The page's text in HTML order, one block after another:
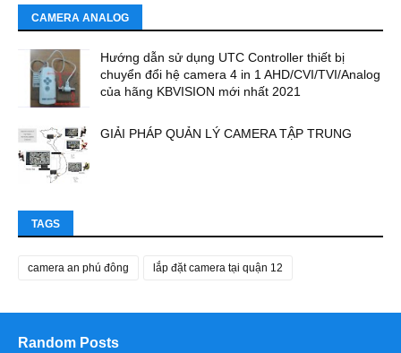
CAMERA ANALOG
Hướng dẫn sử dụng UTC Controller thiết bị
chuyển đổi hệ camera 4 in 1 AHD/CVI/TVI/Analog
của hãng KBVISION mới nhất 2021
GIẢI PHÁP QUẢN LÝ CAMERA TẬP TRUNG
TAGS
camera an phú đông lắp đặt camera tại quận 12
Random Posts